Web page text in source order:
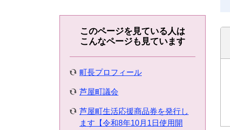
このページを見ている人は
こんなページも見ています
町長プロフィール
芦屋町議会
芦屋町生活応援商品券を発行し
ます【令和8年10月1日使用開